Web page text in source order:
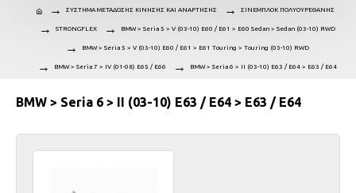
ΣΥΣΤΗΜΑ ΜΕΤΑΔΟΣΗΣ ΚΙΝΗΣΗΣ ΚΑΙ ΑΝΑΡΤΗΣΗΣ ΣΙΝΕΜΠΛΟΚ ΠΟΛΥΟΥΡΕΘΑΝΗΣ
STRONGFLEX BMW > Seria 5 > V (03-10) E60 / E61 > E60 Sedan > Sedan (03-10) RWD
BMW > Seria 5 > V (03-10) E60 / E61 > E61 Touring > Touring (03-10) RWD
BMW > Seria 7 > IV (01-08) E65 / E66 BMW > Seria 6 > II (03-10) E63 / E64 > E63 / E64
BMW > Seria 6 > II (03-10) E63 / E64 > E63 / E64